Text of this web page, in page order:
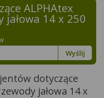
ALPHAtex
jałowa 14 x 250
Wyślij
dotyczące
jałowa 14 x